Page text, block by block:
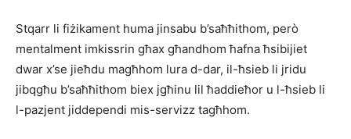
Stqarr li fiżikament huma jinsabu b’saħħithom, però
mentalment imkissrin għax għandhom ħafna ħsibijiet
dwar x’se jieħdu magħhom lura d-dar, il-ħsieb li jridu
jibqgħu b’saħħithom biex jgħinu lil ħaddieħor u l-ħsieb li
l-pazjent jiddependi mis-servizz tagħhom.